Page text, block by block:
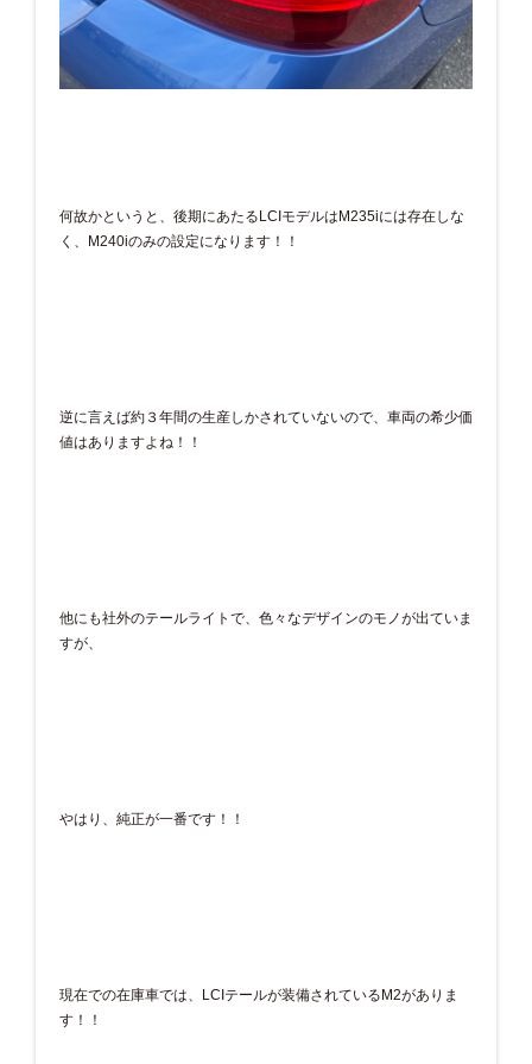
何故かというと、後期にあたるLCIモデルはM235iには存在しな
く、M240iのみの設定になります！！
逆に言えば約３年間の生産しかされていないので、車両の希少価
値はありますよね！！
他にも社外のテールライトで、色々なデザインのモノが出ていま
すが、
やはり、純正が一番です！！
現在での在庫車では、LCIテールが装備されているM2がありま
す！！